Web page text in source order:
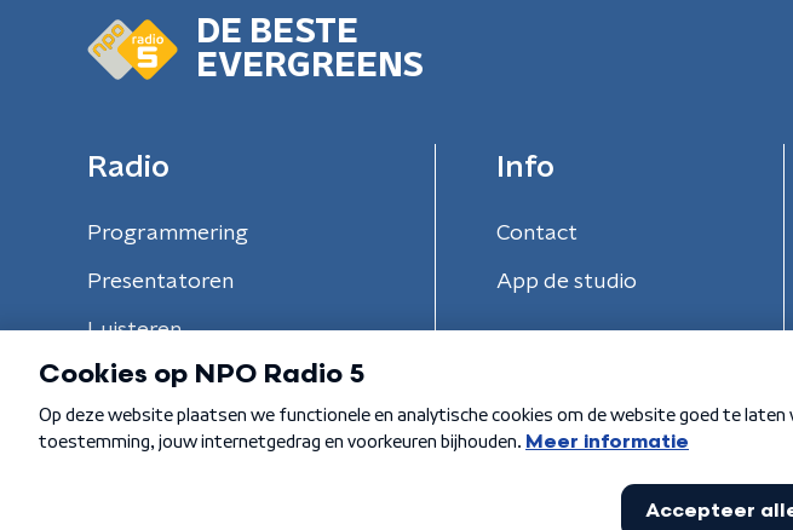
DE BESTE
EVERGREENS
Radio
Programmering
Presentatoren
Luisteren
Info
Contact
App de studio
Algemene voorwaarden Privacybeleid